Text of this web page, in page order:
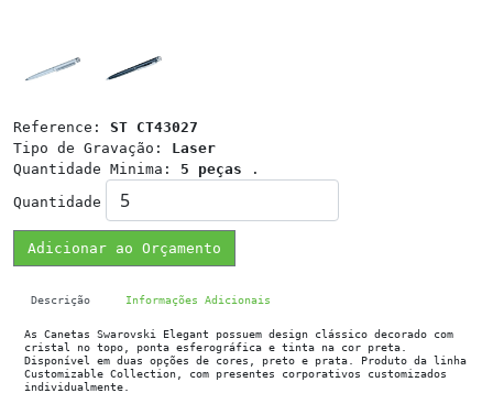
Reference: ST CT43027
Tipo de Gravação: Laser
Quantidade Minima: 5 peças .
Quantidade
Adicionar ao Orçamento
Descrição Informações Adicionais
As Canetas Swarovski Elegant possuem design clássico decorado com
cristal no topo, ponta esferográfica e tinta na cor preta.
Disponível em duas opções de cores, preto e prata. Produto da linha
Customizable Collection, com presentes corporativos customizados
individualmente.